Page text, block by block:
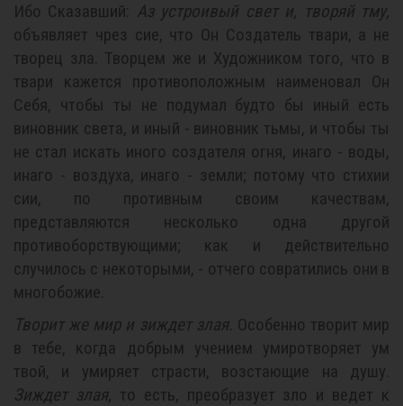
Ибо Сказавший: Аз устроивый свет и, творяй тму,
объявляет чрез сие, что Он Создатель твари, а не
творец зла. Творцем же и Художником того, что в
твари кажется противоположным наименовал Он
Себя, чтобы ты не подумал будто бы иный есть
виновник света, и иный - виновник тьмы, и чтобы ты
не стал искать иного создателя огня, инаго - воды,
инаго - воздуха, инаго - земли; потому что стихии
сии, по противным своим качествам,
представляются несколько одна другой
противоборствующими; как и действительно
случилось с некоторыми, - отчего совратились они в
многобожие.
Творит же мир и зиждет злая. Особенно творит мир
в тебе, когда добрым учением умиротворяет ум
твой, и умиряет страсти, возстающие на душу.
Зиждет злая, то есть, преобразует зло и ведет к